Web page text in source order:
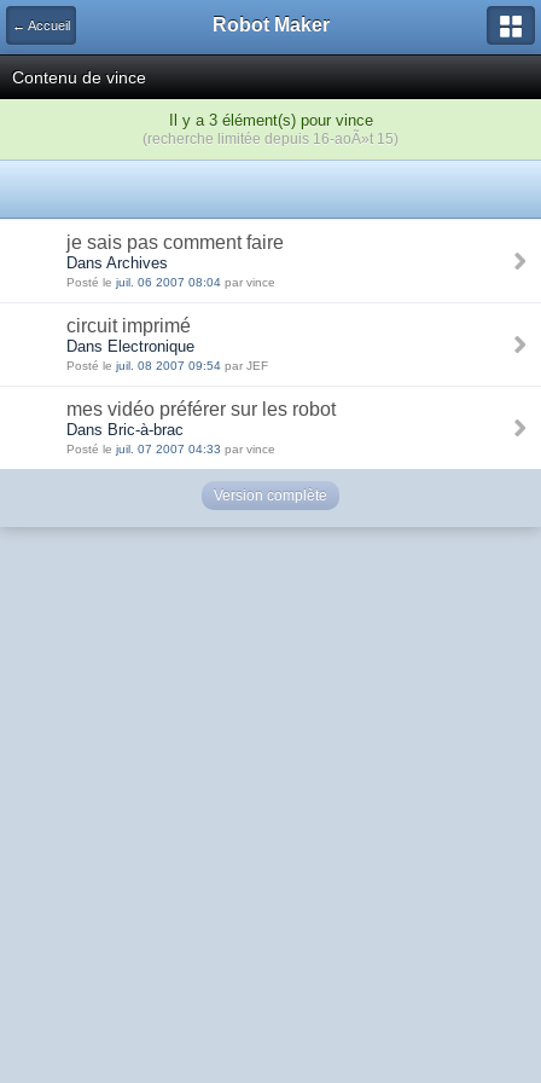
← Accueil Robot Maker
Contenu de vince
Il y a 3 élément(s) pour vince
(recherche limitée depuis 16-aoÃ»t 15)
je sais pas comment faire
Dans Archives
Posté le juil. 06 2007 08:04 par vince
circuit imprimé
Dans Electronique
Posté le juil. 08 2007 09:54 par JEF
mes vidéo préférer sur les robot
Dans Bric-à-brac
Posté le juil. 07 2007 04:33 par vince
Version complète